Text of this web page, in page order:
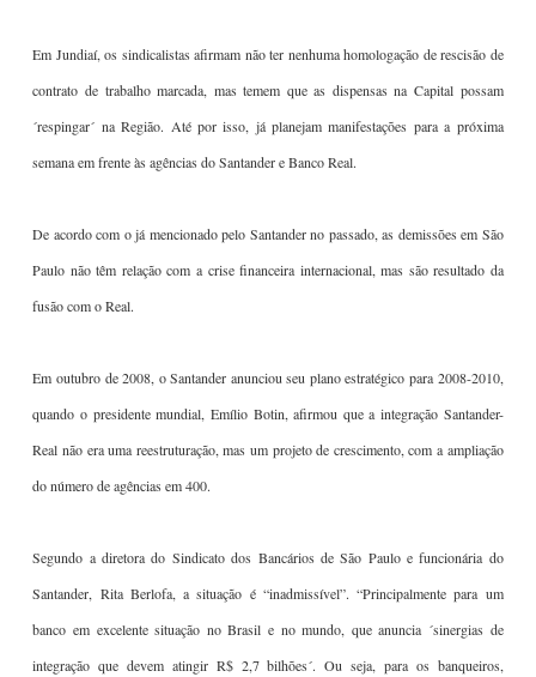
Em Jundiaí, os sindicalistas afirmam não ter nenhuma homologação de rescisão de
contrato de trabalho marcada, mas temem que as dispensas na Capital possam
´respingar´ na Região. Até por isso, já planejam manifestações para a próxima
semana em frente às agências do Santander e Banco Real.
De acordo com o já mencionado pelo Santander no passado, as demissões em São
Paulo não têm relação com a crise financeira internacional, mas são resultado da
fusão com o Real.
Em outubro de 2008, o Santander anunciou seu plano estratégico para 2008-2010,
quando o presidente mundial, Emílio Botin, afirmou que a integração Santander-
Real não era uma reestruturação, mas um projeto de crescimento, com a ampliação
do número de agências em 400.
Segundo a diretora do Sindicato dos Bancários de São Paulo e funcionária do
Santander, Rita Berlofa, a situação é “inadmissível”. “Principalmente para um
banco em excelente situação no Brasil e no mundo, que anuncia ´sinergias de
integração que devem atingir R$ 2,7 bilhões´. Ou seja, para os banqueiros,